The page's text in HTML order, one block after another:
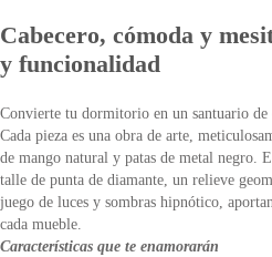
Cabecero, cómoda y
y funcionalidad
Convierte tu dormitorio en un santuario
Cada pieza es una obra de arte,
de mango natural y patas de metal negro.
talle de punta de diamante, un relieve
juego de luces y sombras hipnótico,
cada mueble.
Características que te enamorarán